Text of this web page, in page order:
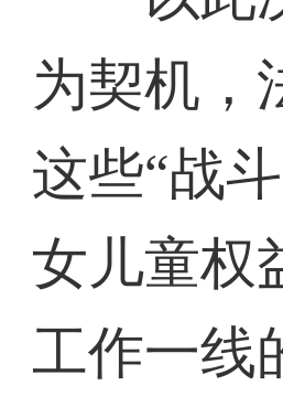
为契机，
这些“战
女儿童权
工作一线